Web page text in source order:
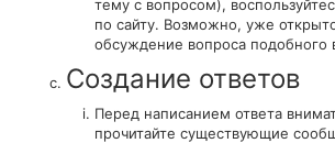
тему с вопросом),
по сайту. Возможно, уже
обсуждение вопроса подобного
Создание ответов
Перед написанием ответа
прочитайте существующие